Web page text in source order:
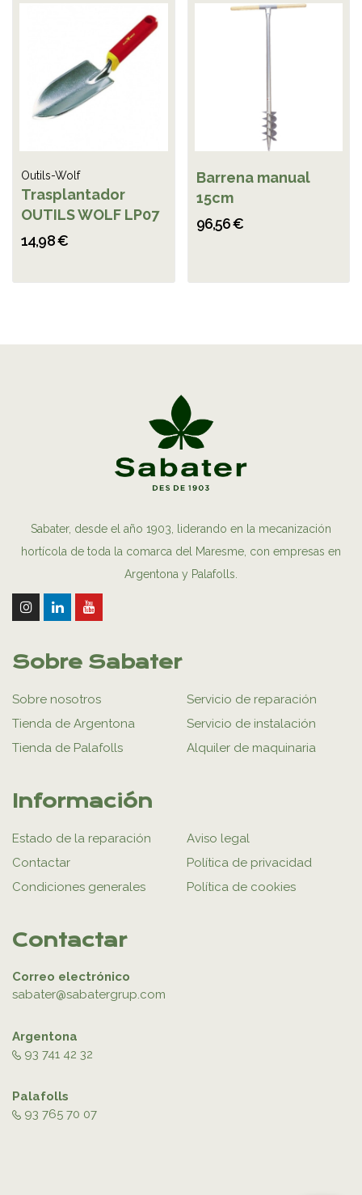
Outils-Wolf
Trasplantador
OUTILS WOLF LP07
14,98 €
Barrena manual
15cm
96,56 €
Sabater, desde el año 1903, liderando en la mecanización
hortícola de toda la comarca del Maresme, con empresas en
Argentona y Palafolls.
Sobre Sabater
Sobre nosotros
Tienda de Argentona
Tienda de Palafolls
Servicio de reparación
Servicio de instalación
Alquiler de maquinaria
Información
Estado de la reparación
Contactar
Condiciones generales
Aviso legal
Política de privacidad
Política de cookies
Contactar
Correo electrónico
sabater@sabatergrup.com
Argentona
93 741 42 32
Palafolls
93 765 70 07